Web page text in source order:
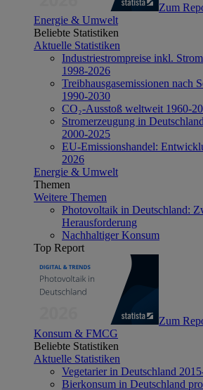
Zum
Energie & Umwelt
Beliebte Statistiken
Aktuelle Statistiken
Industriestrompreise inkl.
1998-2026
Treibhausgasemissionen nach
1990-2030
CO₂-Ausstoß weltweit 1960-
Stromerzeugung in
2000-2025
EU-Emissionshandel:
2026
Energie & Umwelt
Themen
Weitere Themen
Photovoltaik in Deutschland:
Herausforderung
Nachhaltiger Konsum
Top Report
Zum
Konsum & FMCG
Beliebte Statistiken
Aktuelle Statistiken
Vegetarier in Deutschland
Bierkonsum in Deutschland